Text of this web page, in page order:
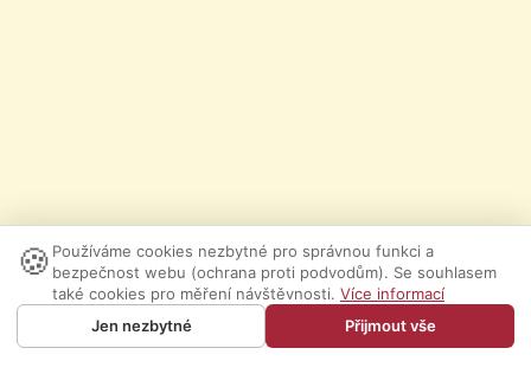
🍪 Používáme cookies nezbytné pro správnou funkci a
bezpečnost webu (ochrana proti podvodům). Se souhlasem
také cookies pro měření návštěvnosti. Více informací
Jen nezbytné
Přijmout vše